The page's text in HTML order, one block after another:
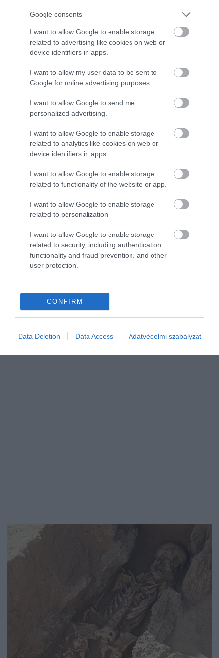
Google consents
I want to allow Google to enable storage
related to advertising like cookies on web or
device identifiers in apps.
I want to allow my user data to be sent to
Google for online advertising purposes.
I want to allow Google to send me
personalized advertising.
I want to allow Google to enable storage
related to analytics like cookies on web or
device identifiers in apps.
I want to allow Google to enable storage
related to functionality of the website or app.
I want to allow Google to enable storage
related to personalization.
I want to allow Google to enable storage
related to security, including authentication
functionality and fraud prevention, and other
user protection.
CONFIRM
Data Deletion Data Access Adatvédelmi szabályzat
Középkori leleteket találtak a szegedi
Dóm téren. A jelenleg is zajló ásatások
közben a régészek épületek, utak és egy
Ásatás Szegeden: ritka
régészeti leletet fedeztek fel
HAMU ÉS GYÉMÁNT